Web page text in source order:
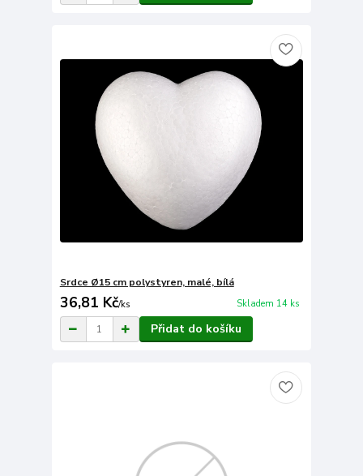
Srdce Ø15 cm polystyren, malé, bílá
36,81 Kč/ks Skladem 14 ks
Přidat do košíku